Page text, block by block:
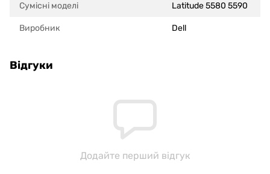
Сумісні моделi Latitude 5580 5590
Виробник Dell
Відгуки
Додайте перший відгук